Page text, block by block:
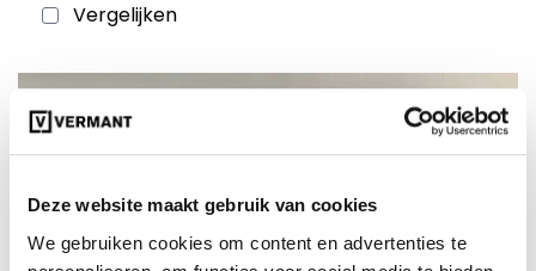
Deze website maakt gebruik van cookies
We gebruiken cookies om content en advertenties te
Vergelijken